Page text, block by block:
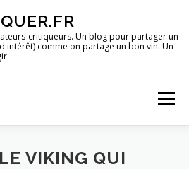
critiqueurs. Un blog pour partager un
comme on partage un bon vin. Un
Menu
? DES LIVRES
LE VIKING QUI